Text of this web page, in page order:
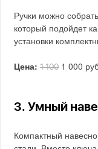
Ручки можно
который подойдет
установки
Цена: 1 1001 000
3. Умный
Компактный